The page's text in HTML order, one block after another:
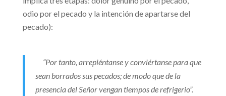
odio por el pecado y la intención de apartarse del
pecado):
“Por tanto, arrepiéntanse y conviértanse para que
sean borrados sus pecados; de modo que de la
presencia del Señor vengan tiempos de refrigerio”.